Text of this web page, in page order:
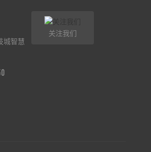
城智慧
关注我们